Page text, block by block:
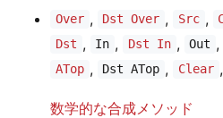
Over , Dst Over , Src ,
Dst , In , Dst In , Out ,
ATop , Dst ATop , Clear ,
数学的な合成メソッド